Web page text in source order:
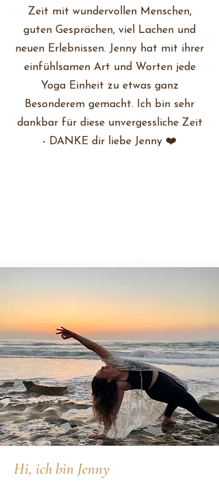
Zeit mit wundervollen Menschen,
guten Gesprächen, viel Lachen und
neuen Erlebnissen. Jenny hat mit ihrer
einfühlsamen Art und Worten jede
Yoga Einheit zu etwas ganz
Besonderem gemacht. Ich bin sehr
dankbar für diese unvergessliche Zeit
- DANKE dir liebe Jenny ❤️
Hi, ich bin Jenny